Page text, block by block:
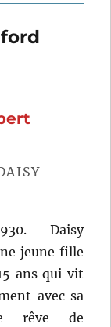
Daisy
jeune fille
ans qui vit
avec sa
rêve de